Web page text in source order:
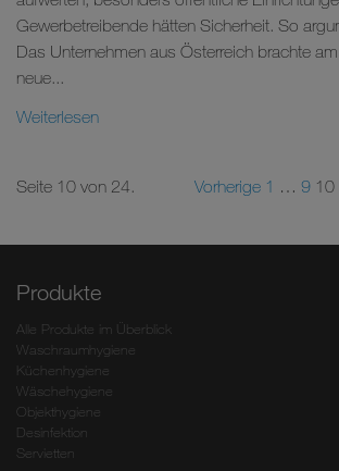
Gewerbetreibende hätten Sicherheit. So
Das Unternehmen aus Österreich brachte
neue...
Weiterlesen
Seite 10 von 24. Vorherige 1 … 9 10
Produkte
Alle Produkte im Überblick
Waschraumhygiene
Küchenhygiene
Wäschehygiene
Objekthygiene
Desinfektion
Servietten